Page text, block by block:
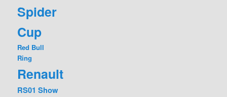
Spider
Cup
Red Bull
Ring
Renault
RS01 Show